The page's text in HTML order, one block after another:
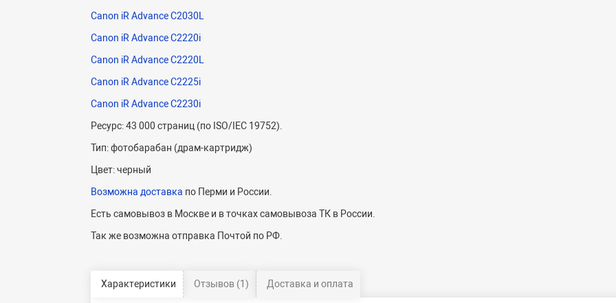
Canon iR Advance C2030L
Canon iR Advance C2220i
Canon iR Advance C2220L
Canon iR Advance C2225i
Canon iR Advance C2230i
Ресурс: 43 000 страниц (по ISO/IEC 19752).
Тип: фотобарабан (драм-картридж)
Цвет: черный
Возможна доставка по Перми и России.
Есть самовывоз в Москве и в точках самовывоза ТК в России.
Так же возможна отправка Почтой по РФ.
Характеристики Отзывов (1) Доставка и оплата